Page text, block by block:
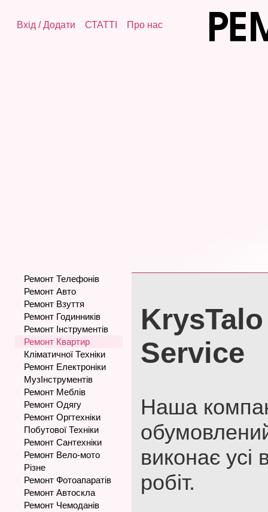
Вхід /Додати СТАТТІ Про нас
Ремонт Телефонів
Ремонт Авто
Ремонт Взуття
Ремонт Годинників
Ремонт Інструментів
Ремонт Квартир
Кліматичної Техніки
Ремонт Електроніки
МузІнструментів
Ремонт Меблів
Ремонт Одягу
Ремонт Оргтехніки
Побутової Техніки
Ремонт Сантехніки
Ремонт Вело-мото
Різне
Ремонт Фотоапаратів
Ремонт Автоскла
Ремонт Чемоданів
Service
Наша
виконає
робіт.